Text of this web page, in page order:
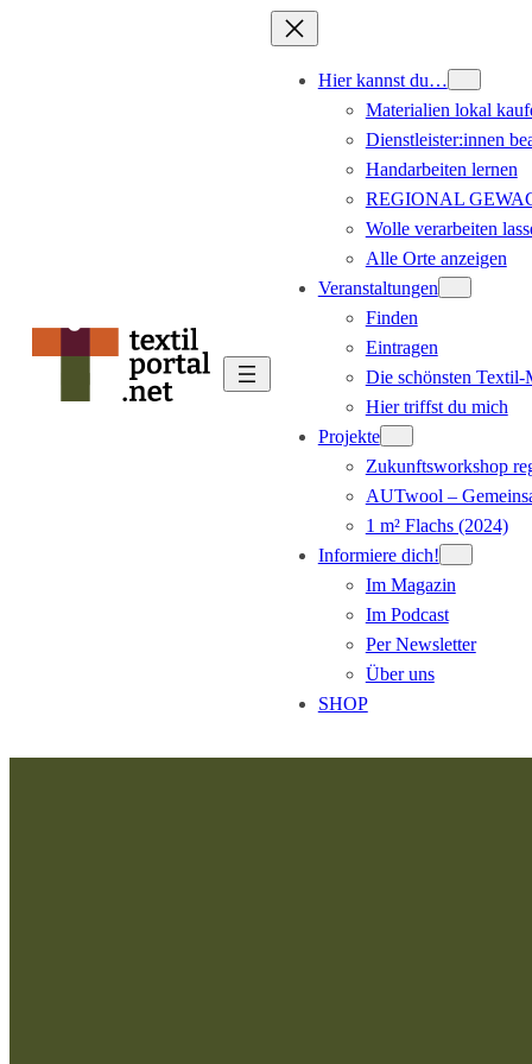
Hier kannst du…
Materialien lokal
Dienstleister:innen
Handarbeiten lernen
REGIONAL
Wolle verarbeiten
Alle Orte anzeigen
Veranstaltungen
Finden
Eintragen
Die schönsten
Hier triffst du mich
Projekte
Zukunftsworkshop
AUTwool –
1 m² Flachs (2024)
Informiere dich!
Im Magazin
Im Podcast
Per Newsletter
Über uns
SHOP